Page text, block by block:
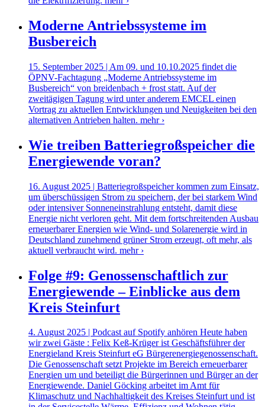
Moderne Antriebssysteme im
Busbereich
15. September 2025 | Am 09. und 10.10.2025 findet die
ÖPNV-Fachtagung „Moderne Antriebssysteme im
Busbereich“ von breidenbach + frost statt. Auf der
zweitägigen Tagung wird unter anderem EMCEL einen
Vortrag zu aktuellen Entwicklungen und Neuigkeiten bei den
alternativen Antrieben halten. mehr ›
Wie treiben Batteriegroßspeicher die
Energiewende voran?
16. August 2025 | Batteriegroßspeicher kommen zum Einsatz,
um überschüssigen Strom zu speichern, der bei starkem Wind
oder intensiver Sonneneinstrahlung entsteht, damit diese
Energie nicht verloren geht. Mit dem fortschreitenden Ausbau
erneuerbarer Energien wie Wind- und Solarenergie wird in
Deutschland zunehmend grüner Strom erzeugt, oft mehr, als
aktuell verbraucht wird. mehr ›
Folge #9: Genossenschaftlich zur
Energiewende – Einblicke aus dem
Kreis Steinfurt
4. August 2025 | Podcast auf Spotify anhören Heute haben
wir zwei Gäste : Felix Keß-Krüger ist Geschäftsführer der
Energieland Kreis Steinfurt eG Bürgerenergiegenossenschaft.
Die Genossenschaft setzt Projekte im Bereich erneuerbarer
Energien um und beteiligt die Bürgerinnen und Bürger an der
Energiewende. Daniel Göcking arbeitet im Amt für
Klimaschutz und Nachhaltigkeit des Kreises Steinfurt und ist